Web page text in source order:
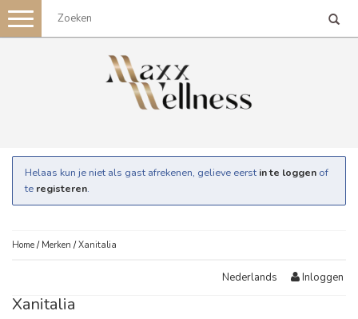
Toggle
navigation
Helaas kun je niet als gast afrekenen, gelieve eerst in te loggen of
te registeren.
Home / Merken /Xanitalia
Nederlands Inloggen
Xanitalia